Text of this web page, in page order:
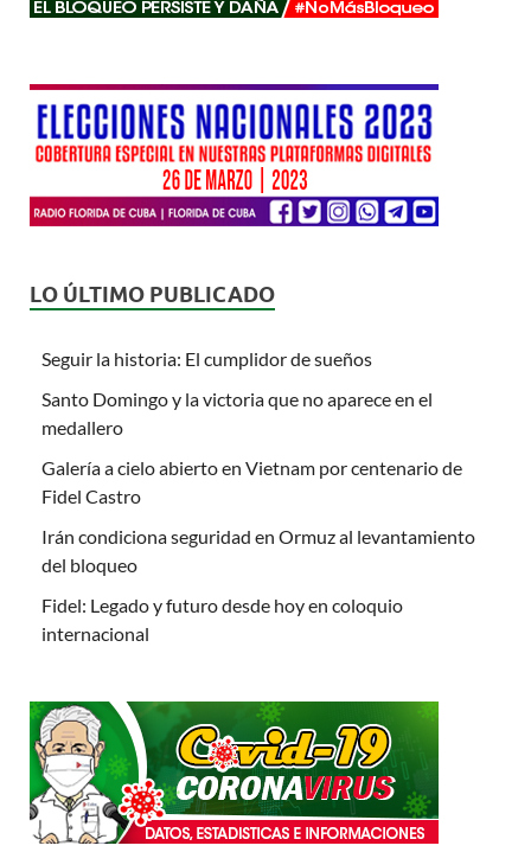
LO ÚLTIMO PUBLICADO
Seguir la historia: El cumplidor de sueños
Santo Domingo y la victoria que no aparece en el
medallero
Galería a cielo abierto en Vietnam por centenario de
Fidel Castro
Irán condiciona seguridad en Ormuz al levantamiento
del bloqueo
Fidel: Legado y futuro desde hoy en coloquio
internacional